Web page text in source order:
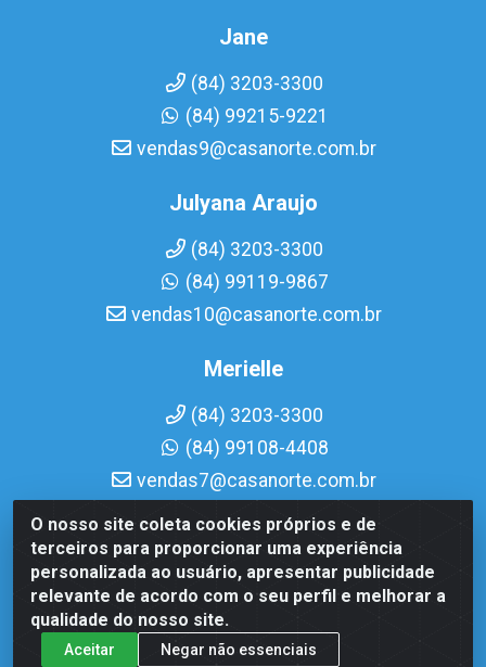
O nosso site coleta cookies próprios e de
terceiros para proporcionar uma experiência
personalizada ao usuário, apresentar publicidade
relevante de acordo com o seu perfil e melhorar a
qualidade do nosso site.
Aceitar Negar não essenciais
Jane
(84) 3203-3300
(84) 99215-9221
vendas9@casanorte.com.br
Julyana Araujo
(84) 3203-3300
(84) 99119-9867
vendas10@casanorte.com.br
Merielle
(84) 3203-3300
(84) 99108-4408
vendas7@casanorte.com.br
Casa Norte LTDA - Av. Interventor Mário Câmara, 1815 - Dix-
Sept Rosado, Natal/RN - CEP 59054-600 - CNPJ
08.713.513/0001-51